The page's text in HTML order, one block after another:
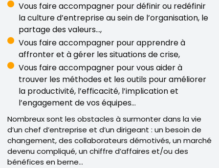
Vous faire accompagner pour définir ou redéfinir
la culture d’entreprise au sein de l’organisation, le
partage des valeurs…,
Vous faire accompagner pour apprendre à
affronter et à gérer les situations de crise,
Vous faire accompagner pour vous aider à
trouver les méthodes et les outils pour améliorer
la productivité, l’efficacité, l’implication et
l’engagement de vos équipes…
Nombreux sont les obstacles à surmonter dans la vie
d’un chef d’entreprise et d’un dirigeant : un besoin de
changement, des collaborateurs démotivés, un marché
devenu compliqué, un chiffre d’affaires et/ou des
bénéfices en berne…